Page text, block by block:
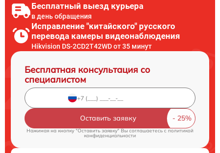
Бесплатный выезд курьера
в день обращения
Исправление "китайского" русского
перевода камеры видеонаблюдения
Hikvision DS-2CD2T42WD от 35 минут
Бесплатная консультация со
специалистом
Оставить заявку
Нажимая на кнопку "Оставить заявку" Вы соглашаетесь cполитикой
конфиденциальности